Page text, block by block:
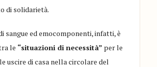
di solidarietà.
sangue ed emocomponenti, infatti, è
le “situazioni di necessità” per le
uscire di casa nella circolare del